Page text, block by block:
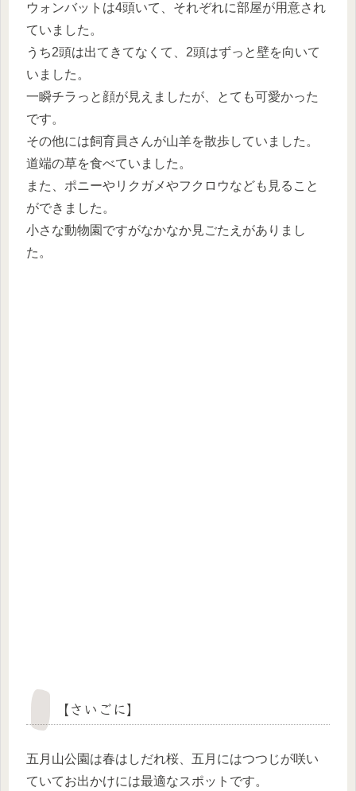
ウォンバットは4頭いて、それぞれに部屋が用意され
ていました。
うち2頭は出てきてなくて、2頭はずっと壁を向いて
いました。
一瞬チラっと顔が見えましたが、とても可愛かった
です。
その他には飼育員さんが山羊を散歩していました。
道端の草を食べていました。
また、ポニーやリクガメやフクロウなども見ること
ができました。
小さな動物園ですがなかなか見ごたえがありまし
た。
【さいごに】
五月山公園は春はしだれ桜、五月にはつつじが咲い
ていてお出かけには最適なスポットです。